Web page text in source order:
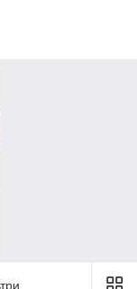
та доступ до
проводів.
дозволяє
у вологих
плінтус,
своїм
вигляду.